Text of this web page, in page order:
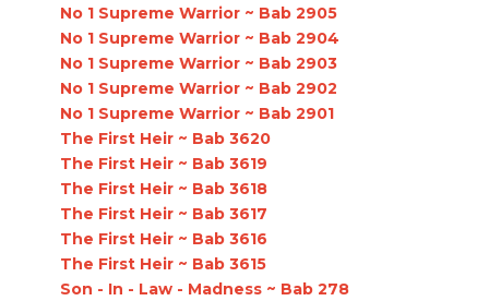
No 1 Supreme Warrior ~ Bab 2905
No 1 Supreme Warrior ~ Bab 2904
No 1 Supreme Warrior ~ Bab 2903
No 1 Supreme Warrior ~ Bab 2902
No 1 Supreme Warrior ~ Bab 2901
The First Heir ~ Bab 3620
The First Heir ~ Bab 3619
The First Heir ~ Bab 3618
The First Heir ~ Bab 3617
The First Heir ~ Bab 3616
The First Heir ~ Bab 3615
Son - In - Law - Madness ~ Bab 278